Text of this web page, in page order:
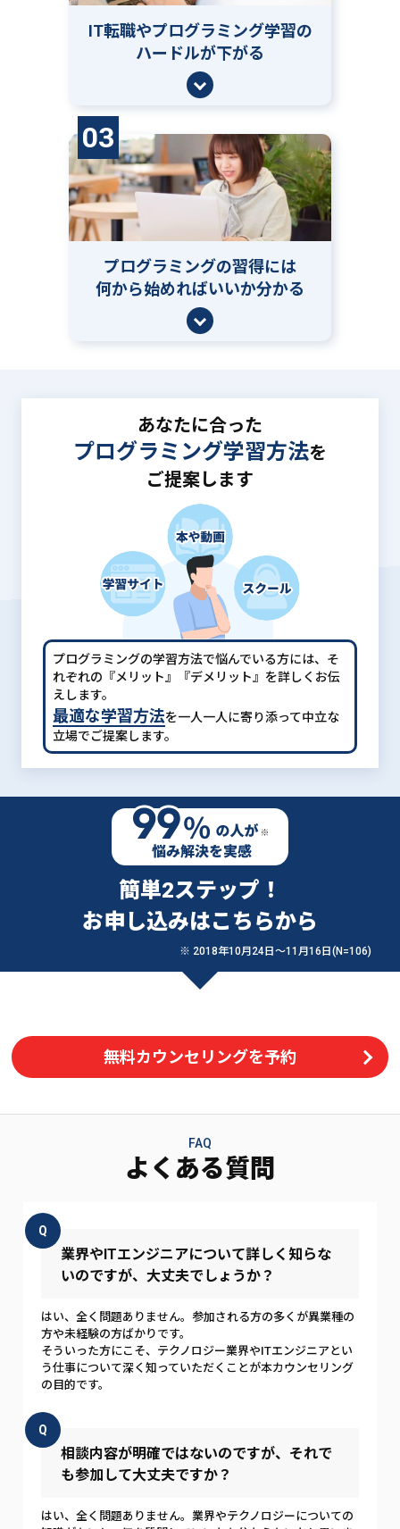
IT転職やプログラミング学習の
ハードルが下がる
03
プログラミングの習得には
何から始めればいいか分かる
あなたに合った
プログラミング学習方法を
ご提案します
プログラミングの学習方法で悩んでいる方には、 そ
れぞれの『メリット』『デメリット』を詳しくお伝
えします。
最適な学習方法を一人一人に寄り添って中立な
立場でご提案します。
簡単2ステップ！
お申し込みはこちらから
※ 2018年10月24日〜11月16日(N=106)
無料カウンセリングを予約
FAQ
よくある質問
Q
業界やITエンジニアについて詳しく知らな
いのですが、大丈夫でしょうか？
はい、全く問題ありません。参加される方の多くが異業種の
方や未経験の方ばかりです。
そういった方にこそ、テクノロジー業界やITエンジニアとい
う仕事について深く知っていただくことが本カウンセリング
の目的です。
Q
相談内容が明確ではないのですが、それで
も参加して大丈夫ですか？
はい、全く問題ありません。業界やテクノロジーについての